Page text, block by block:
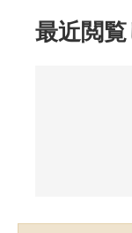
最近閲